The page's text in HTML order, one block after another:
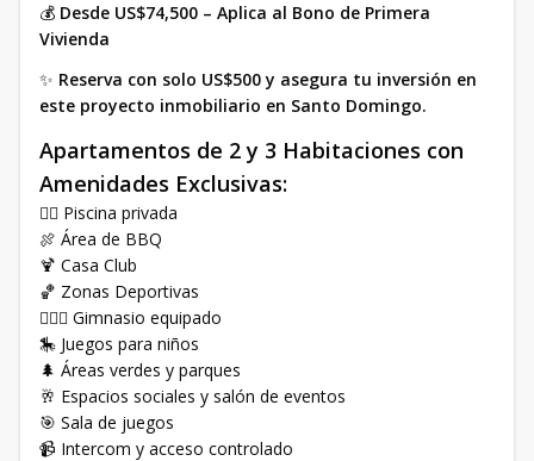
💰 Desde US$74,500 – Aplica al Bono de Primera
Vivienda
✨ Reserva con solo US$500 y asegura tu inversión en
este proyecto inmobiliario en Santo Domingo.
Apartamentos de 2 y 3 Habitaciones con
Amenidades Exclusivas:
🏊🏻 Piscina privada
🍖 Área de BBQ
🍹 Casa Club
🏀 Zonas Deportivas
🏋🏼‍♀️ Gimnasio equipado
🎠 Juegos para niños
🌲 Áreas verdes y parques
🥂 Espacios sociales y salón de eventos
🎯 Sala de juegos
📹 Intercom y acceso controlado